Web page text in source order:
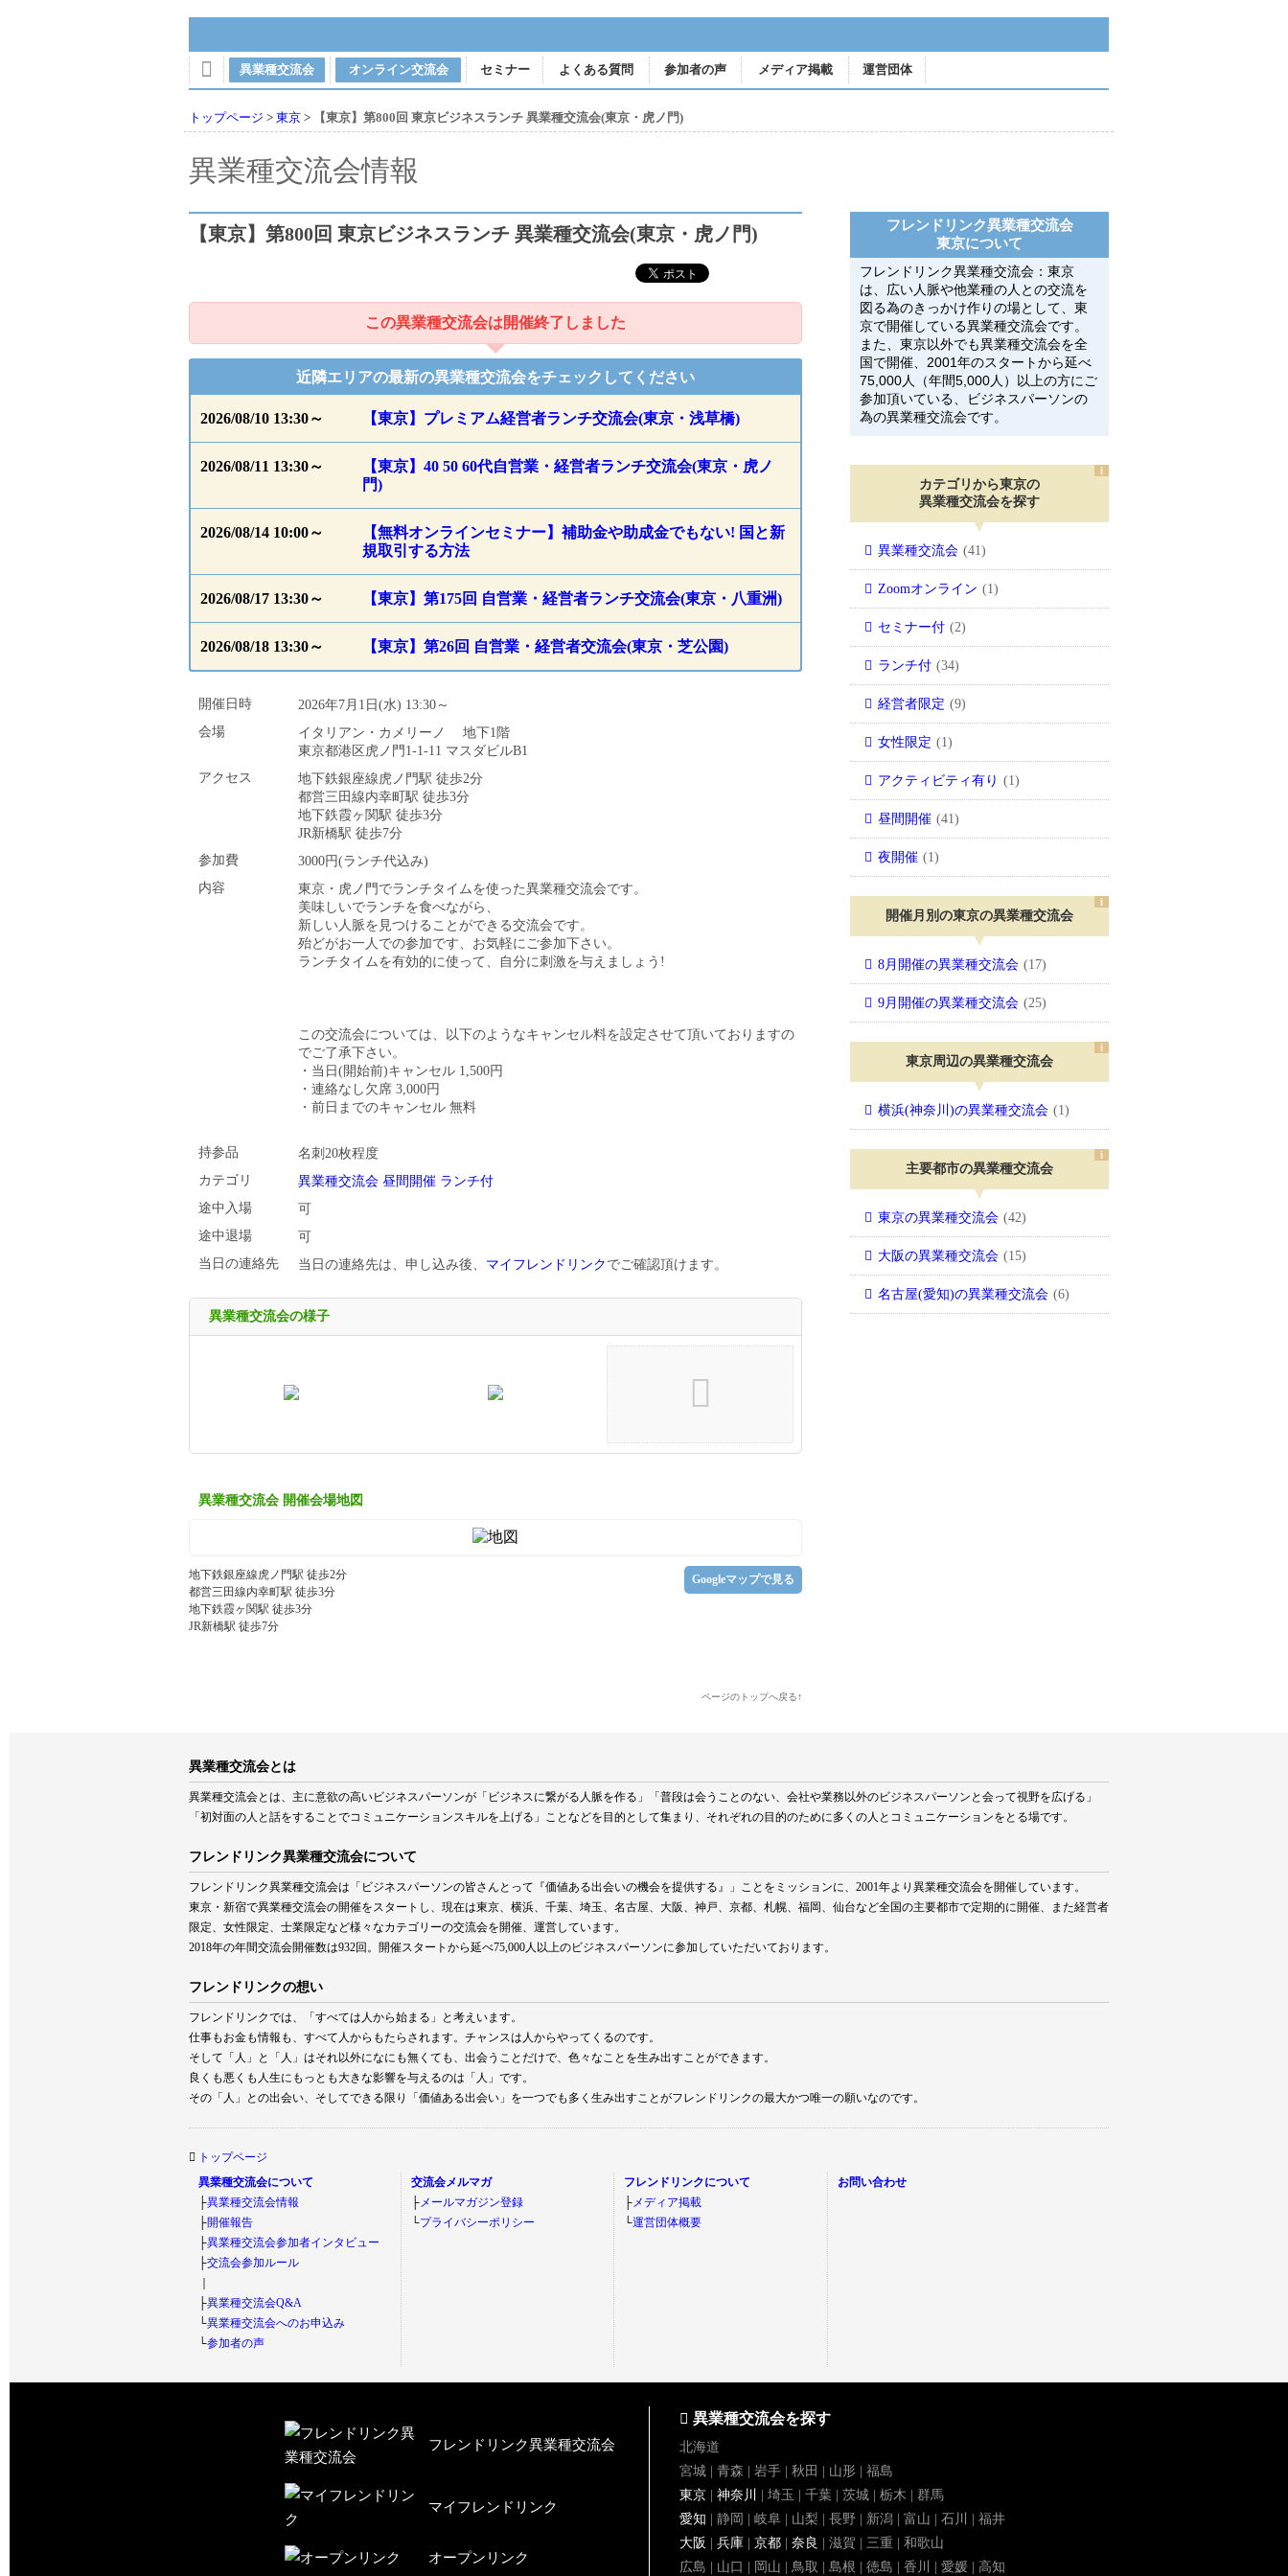
異業種交流会 オンライン交流会 セミナー よくある質問 参加者の声 メディア掲載 運営団体
トップページ > 東京 > 【東京】第800回 東京ビジネスランチ 異業種交流会(東京・虎ノ門)
異業種交流会情報
フレンドリンク異業種交流会
東京について
フレンドリンク異業種交流会：東京
は、広い人脈や他業種の人との交流を
図る為のきっかけ作りの場として、東
京で開催している異業種交流会です。
また、東京以外でも異業種交流会を全
国で開催、2001年のスタートから延べ
75,000人（年間5,000人）以上の方にご
参加頂いている、ビジネスパーソンの
為の異業種交流会です。
カテゴリから東京の
異業種交流会を探す
異業種交流会 (41)
Zoomオンライン (1)
セミナー付 (2)
ランチ付 (34)
経営者限定 (9)
女性限定 (1)
アクティビティ有り (1)
昼間開催 (41)
夜開催 (1)
開催月別の東京の異業種交流会
8月開催の異業種交流会 (17)
9月開催の異業種交流会 (25)
東京周辺の異業種交流会
横浜(神奈川)の異業種交流会 (1)
主要都市の異業種交流会
東京の異業種交流会 (42)
大阪の異業種交流会 (15)
名古屋(愛知)の異業種交流会 (6)
【東京】第800回 東京ビジネスランチ 異業種交流会(東京・虎ノ門)
この異業種交流会は開催終了しました
近隣エリアの最新の異業種交流会をチェックしてください
2026/08/10 13:30～ 【東京】プレミアム経営者ランチ交流会(東京・浅草橋)
2026/08/11 13:30～
【東京】40 50 60代自営業・経営者ランチ交流会(東京・虎ノ
門)
2026/08/14 10:00～
【無料オンラインセミナー】補助金や助成金でもない! 国と新
規取引する方法
2026/08/17 13:30～ 【東京】第175回 自営業・経営者ランチ交流会(東京・八重洲)
2026/08/18 13:30～ 【東京】第26回 自営業・経営者交流会(東京・芝公園)
開催日時
2026年7月1日(水) 13:30～
会場
イタリアン・カメリーノ 地下1階
東京都港区虎ノ門1-1-11 マスダビルB1
アクセス
地下鉄銀座線虎ノ門駅 徒歩2分
都営三田線内幸町駅 徒歩3分
地下鉄霞ヶ関駅 徒歩3分
JR新橋駅 徒歩7分
参加費
3000円(ランチ代込み)
内容
東京・虎ノ門でランチタイムを使った異業種交流会です。
美味しいでランチを食べながら、
新しい人脈を見つけることができる交流会です。
殆どがお一人での参加です、お気軽にご参加下さい。
ランチタイムを有効的に使って、自分に刺激を与えましょう!
この交流会については、以下のようなキャンセル料を設定させて頂いておりますの
でご了承下さい。
・当日(開始前)キャンセル 1,500円
・連絡なし欠席 3,000円
・前日までのキャンセル 無料
持参品
名刺20枚程度
カテゴリ
異業種交流会 昼間開催 ランチ付
途中入場
可
途中退場
可
当日の連絡先
当日の連絡先は、申し込み後、 マイフレンドリンク でご確認頂けます。
異業種交流会の様子
異業種交流会 開催会場地図
地下鉄銀座線虎ノ門駅 徒歩2分
都営三田線内幸町駅 徒歩3分
地下鉄霞ヶ関駅 徒歩3分
JR新橋駅 徒歩7分
Googleマップで見る
ページのトップへ戻る↑
異業種交流会とは
異業種交流会とは、主に意欲の高いビジネスパーソンが「ビジネスに繋がる人脈を作る」「普段は会うことのない、会社や業務以外のビジネスパーソンと会って視野を広げる」
「初対面の人と話をすることでコミュニケーションスキルを上げる」ことなどを目的として集まり、それぞれの目的のために多くの人とコミュニケーションをとる場です。
フレンドリンク異業種交流会について
フレンドリンク異業種交流会は「ビジネスパーソンの皆さんとって『価値ある出会いの機会を提供する』」ことをミッションに、2001年より異業種交流会を開催しています。
東京・新宿で異業種交流会の開催をスタートし、現在は東京、横浜、千葉、埼玉、名古屋、大阪、神戸、京都、札幌、福岡、仙台など全国の主要都市で定期的に開催、また経営者
限定、女性限定、士業限定など様々なカテゴリーの交流会を開催、運営しています。
2018年の年間交流会開催数は932回。開催スタートから延べ75,000人以上のビジネスパーソンに参加していただいております。
フレンドリンクの想い
フレンドリンクでは、「すべては人から始まる」と考えいます。
仕事もお金も情報も、すべて人からもたらされます。チャンスは人からやってくるのです。
そして「人」と「人」はそれ以外になにも無くても、出会うことだけで、色々なことを生み出すことができます。
良くも悪くも人生にもっとも大きな影響を与えるのは「人」です。
その「人」との出会い、そしてできる限り「価値ある出会い」を一つでも多く生み出すことがフレンドリンクの最大かつ唯一の願いなのです。
トップページ
異業種交流会について
├異業種交流会情報
├開催報告
├異業種交流会参加者インタビュー
├交流会参加ルール
├異業種交流会Q&A
└異業種交流会へのお申込み
└参加者の声
交流会メルマガ
├メールマガジン登録
└プライバシーポリシー
フレンドリンクについて
├メディア掲載
└運営団体概要
お問い合わせ
フレンドリンク異業種交流会
マイフレンドリンク
オープンリンク
異業種交流会を探す
北海道
宮城 | 青森 | 岩手 | 秋田 | 山形 | 福島
東京 |神奈川
| 埼玉 | 千葉 | 茨城 | 栃木 | 群馬
愛知 | 静岡 | 岐阜 | 山梨 | 長野 | 新潟 | 富山 | 石川 | 福井
大阪 |兵庫 |京都 |奈良 | 滋賀 | 三重 | 和歌山
広島 | 山口 | 岡山 | 鳥取 | 島根 | 徳島 | 香川 | 愛媛 | 高知